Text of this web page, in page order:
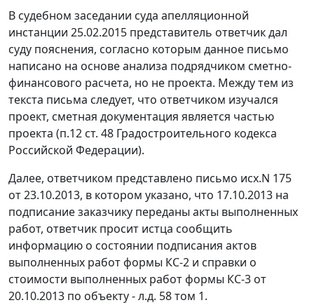
В судебном заседании суда апелляционной
инстанции 25.02.2015 представитель ответчик дал
суду пояснения, согласно которым данное письмо
написано на основе анализа подрядчиком сметно-
финансового расчета, но не проекта. Между тем из
текста письма следует, что ответчиком изучался
проект, сметная документация является частью
проекта (п.12 ст. 48 Градостроительного кодекса
Российской Федерации).
Далее, ответчиком представлено письмо исх.N 175
от 23.10.2013, в котором указано, что 17.10.2013 на
подписание заказчику переданы акты выполненных
работ, ответчик просит истца сообщить
информацию о состоянии подписания актов
выполненных работ формы КС-2 и справки о
стоимости выполненных работ формы КС-3 от
20.10.2013 по объекту - л.д. 58 том 1.